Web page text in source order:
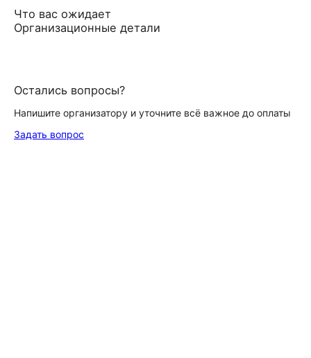
Что вас ожидает
Организационные детали
Остались вопросы?
Напишите организатору и уточните всё важное до оплаты
Задать вопрос